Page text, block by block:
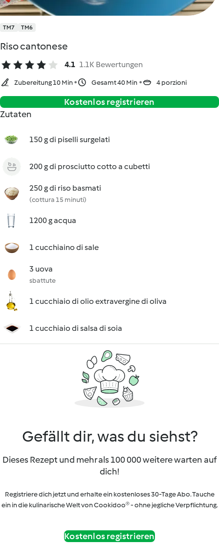
TM7 TM6
Riso cantonese
4.1 1.1K Bewertungen
Zubereitung 10 Min Gesamt 40 Min 4 porzioni
Kostenlos registrieren
Zutaten
150 g di piselli surgelati
200 g di prosciutto cotto a cubetti
250 g di riso basmati
(cottura 15 minuti)
1200 g acqua
1 cucchiaino di sale
3 uova
sbattute
1 cucchiaio di olio extravergine di oliva
1 cucchiaio di salsa di soia
Gefällt dir, was du siehst?
Dieses Rezept und mehr als 100 000 weitere warten auf
dich!
Registriere dich jetzt und erhalte ein kostenloses 30-Tage Abo. Tauche
ein in die kulinarische Welt von Cookidoo® - ohne jegliche Verpflichtung.
Kostenlos registrieren